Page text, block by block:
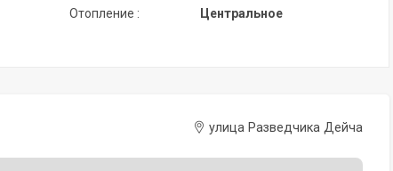
Отопление : Центральное
улица Разведчика Дейча